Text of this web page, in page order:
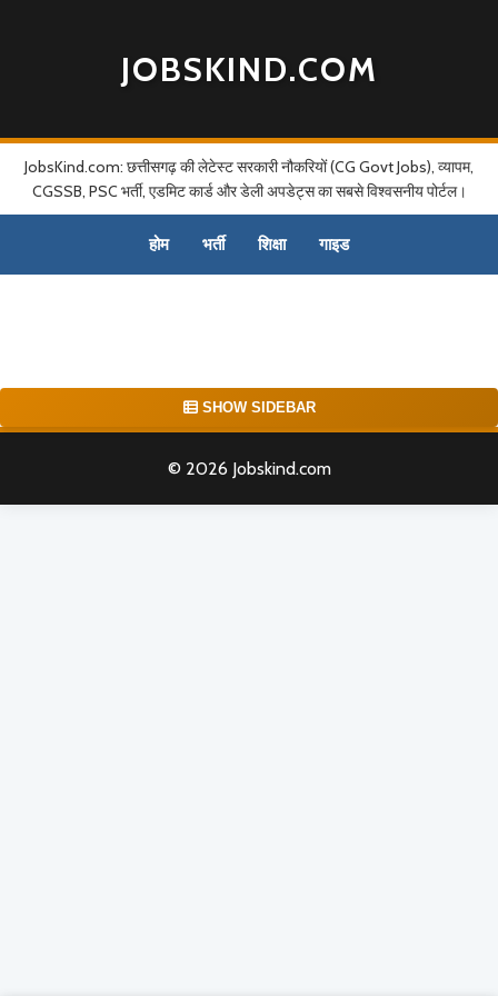
JOBSKIND.COM
JobsKind.com: छत्तीसगढ़ की लेटेस्ट सरकारी नौकरियों (CG Govt Jobs), व्यापम,
CGSSB, PSC भर्ती, एडमिट कार्ड और डेली अपडेट्स का सबसे विश्वसनीय पोर्टल।
होम भर्ती शिक्षा गाइड
SHOW SIDEBAR
© 2026 Jobskind.com